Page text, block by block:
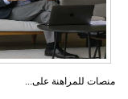
منصات للمراهنة على...